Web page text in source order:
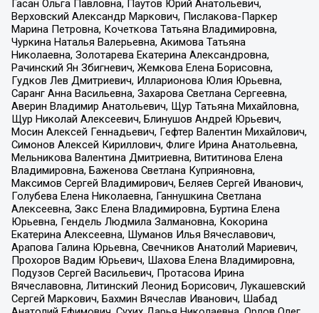
Гасан Ольга Павловна, Паутов Юрий Анатольевич,
Верховский Александр Маркович, Пислакова-Паркер
Марина Петровна, Кочеткова Татьяна Владимировна,
Чуркина Наталья Валерьевна, Акимова Татьяна
Николаевна, Золотарева Екатерина Александровна,
Рачинский Ян Збигневич, Жемкова Елена Борисовна,
Гудков Лев Дмитриевич, Илларионова Юлия Юрьевна,
Саранг Анна Васильевна, Захарова Светлана Сергеевна,
Аверин Владимир Анатольевич, Щур Татьяна Михайловна,
Щур Николай Алексеевич, Блинушов Андрей Юрьевич,
Мосин Алексей Геннадьевич, Гефтер Валентин Михайлович,
Симонов Алексей Кириллович, Флиге Ирина Анатольевна,
Мельникова Валентина Дмитриевна, Вититинова Елена
Владимировна, Баженова Светлана Куприяновна,
Максимов Сергей Владимирович, Беляев Сергей Иванович,
Голубева Елена Николаевна, Ганнушкина Светлана
Алексеевна, Закс Елена Владимировна, Буртина Елена
Юрьевна, Гендель Людмила Залмановна, Кокорина
Екатерина Алексеевна, Шуманов Илья Вячеславович,
Арапова Галина Юрьевна, Свечников Анатолий Мариевич,
Прохоров Вадим Юрьевич, Шахова Елена Владимировна,
Подузов Сергей Васильевич, Протасова Ирина
Вячеславовна, Литинский Леонид Борисович, Лукашевский
Сергей Маркович, Бахмин Вячеслав Иванович, Шабад